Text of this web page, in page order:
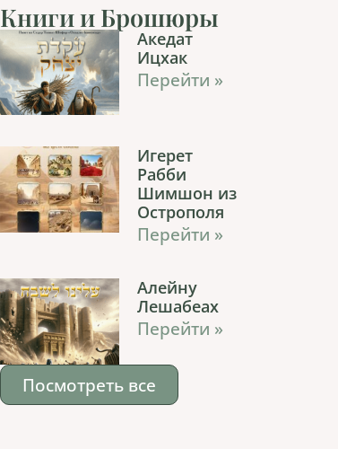
Книги и Брошюры
Акедат
Ицхак
Перейти »
Игерет
Рабби
Шимшон из
Острополя
Перейти »
Алейну
Лешабеах
Перейти »
Посмотреть все